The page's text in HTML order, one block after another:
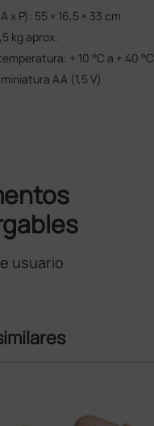
x P): 55 × 16,5 × 33 cm
kg aprox.
+ 10 °C a + 40 °C
AA (1,5 V)
usuario